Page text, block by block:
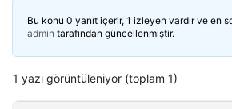
Bu konu 0 yanıt içerir, 1 izleyen vardır ve en
admin tarafından güncellenmiştir.
1 yazı görüntüleniyor (toplam 1)